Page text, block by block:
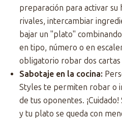
preparación para activar su
rivales, intercambiar
bajar un "plato"
en tipo, número o en
obligatorio robar dos
Sabotaje en la cocina:
Styles te permiten robar o
de tus oponentes.
y tu plato se queda con